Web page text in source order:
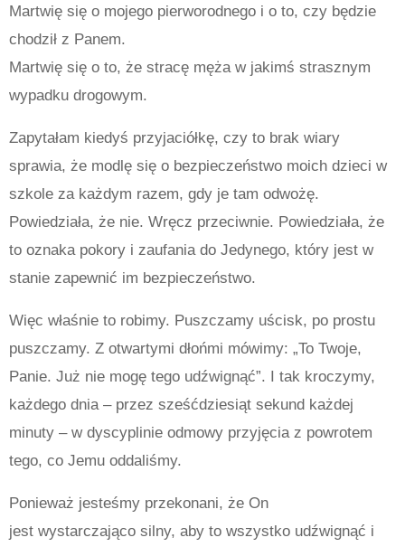
Martwię się o mojego pierworodnego i o to, czy będzie
chodził z Panem.
Martwię się o to, że stracę męża w jakimś strasznym
wypadku drogowym.
Zapytałam kiedyś przyjaciółkę, czy to brak wiary
sprawia, że modlę się o bezpieczeństwo moich dzieci w
szkole za każdym razem, gdy je tam odwożę.
Powiedziała, że nie. Wręcz przeciwnie. Powiedziała, że
to oznaka pokory i zaufania do Jedynego, który jest w
stanie zapewnić im bezpieczeństwo.
Więc właśnie to robimy. Puszczamy uścisk, po prostu
puszczamy. Z otwartymi dłońmi mówimy: „To Twoje,
Panie. Już nie mogę tego udźwignąć”. I tak kroczymy,
każdego dnia – przez sześćdziesiąt sekund każdej
minuty – w dyscyplinie odmowy przyjęcia z powrotem
tego, co Jemu oddaliśmy.
Ponieważ jesteśmy przekonani, że On
jest wystarczająco silny, aby to wszystko udźwignąć i